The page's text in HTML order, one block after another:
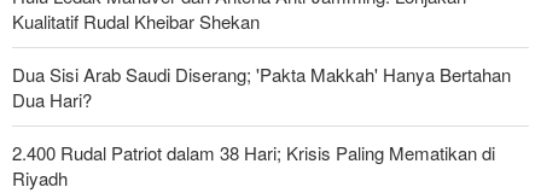
Kualitatif Rudal Kheibar Shekan
Dua Sisi Arab Saudi Diserang; 'Pakta Makkah' Hanya Bertahan
Dua Hari?
2.400 Rudal Patriot dalam 38 Hari; Krisis Paling Mematikan di
Riyadh